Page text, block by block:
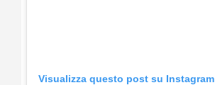
Visualizza questo post su Instagram